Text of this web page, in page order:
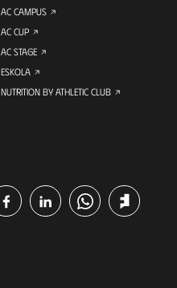
AC CAMPUS
AC CUP
AC STAGE
ESKOLA
NUTRITION BY ATHLETIC CLUB